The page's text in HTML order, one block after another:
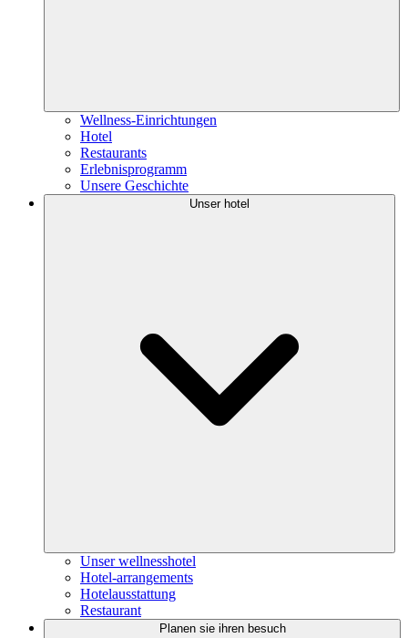
Wellness-Einrichtungen
Hotel
Restaurants
Erlebnisprogramm
Unsere Geschichte
Unser hotel
Unser wellnesshotel
Hotel-arrangements
Hotelausstattung
Restaurant
Planen sie ihren besuch